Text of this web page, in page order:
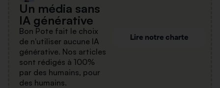
Un média sans
IA générative
Bon Pote fait le choix
de n'utiliser aucune IA
générative. Nos articles
sont rédigés à 100%
par des humains, pour
des humains.
Lire notre charte